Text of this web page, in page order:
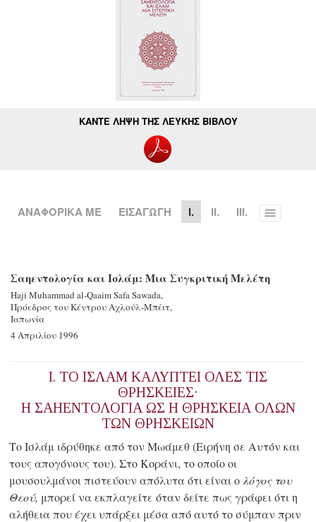
ΚΑΝΤΕ ΛΗΨΗ ΤΗΣ ΛΕΥΚΗΣ ΒΙΒΛΟΥ
ΑΝΑΦΟΡΙΚΑ ΜΕ ΕΙΣΑΓΩΓΗ I. II. III. Toggle
Σαηεντολογία και Ισλάμ: Μια Συγκριτική Μελέτη
Haji Muhammad al‐QaaimSafa Sawada,
Πρόεδρος του Κέντρου Αχλούλ-Μπέιτ,
Ιαπωνία
4 Απριλίου 1996
I. ΤΟ ΙΣΛΑΜ ΚΑΛΥΠΤΕΙ ΟΛΕΣ ΤΙΣ
ΘΡΗΣΚΕΙΕΣ·
Η ΣΑΗΕΝΤΟΛΟΓΙΑ ΩΣ Η ΘΡΗΣΚΕΙΑ ΟΛΩΝ
ΤΩΝ ΘΡΗΣΚΕΙΩΝ
Το Ισλάμ ιδρύθηκε από τον Μωάμεθ (Ειρήνη σε Αυτόν και
τους απογόνους του). Στο Κοράνι, το οποίο οι
μουσουλμάνοι πιστεύουν απόλυτα ότι είναι ο λόγος του
Θεού, μπορεί να εκπλαγείτε όταν δείτε πως γράφει ότι η
αλήθεια που έχει υπάρξει μέσα από αυτό το σύμπαν πριν